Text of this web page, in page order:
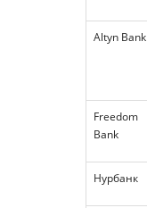
Altyn Bank
Freedom
Bank
Нурбанк